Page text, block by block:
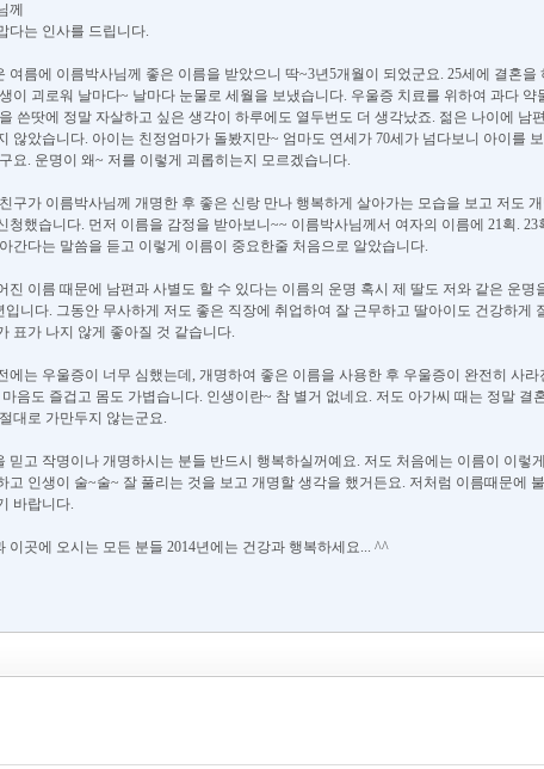
께
다는 인사를 드립니다.
여름에 이름박사님께 좋은 이름을 받았으니 딱~3년5개월이 되었군요. 25세에 결혼
이 괴로워 날마다~ 날마다 눈물로 세월을 보냈습니다. 우울증 치료를 위하여 과다 약
쓴땃에 정말 자살하고 싶은 생각이 하루에도 열두번도 더 생각났죠. 젊은 나이에 남
않았습니다. 아이는 친정엄마가 돌봤지만~ 엄마도 연세가 70세가 넘다보니 아이를
요. 운명이 왜~ 저를 이렇게 괴롭히는지 모르겠습니다.
구가 이름박사님께 개명한 후 좋은 신랑 만나 행복하게 살아가는 모습을 보고 저도
청했습니다. 먼저 이름을 감정을 받아보니~~ 이름박사님께서 여자의 이름에 21획.
간다는 말씀을 듣고 이렇게 이름이 중요한줄 처음으로 알았습니다.
진 이름 때문에 남편과 사별도 할 수 있다는 이름의 운명 혹시 제 딸도 저와 같은 운
입니다. 그동안 무사하게 저도 좋은 직장에 취업하여 잘 근무하고 딸아이도 건강하게
표가 나지 않게 좋아질 것 같습니다.
에는 우울증이 너무 심했는데, 개명하여 좋은 이름을 사용한 후 우울증이 완전히 사
음도 즐겁고 몸도 가볍습니다. 인생이란~ 참 별거 없네요. 저도 아가씨 때는 정말 결
대로 가만두지 않는군요.
믿고 작명이나 개명하시는 분들 반드시 행복하실꺼예요. 저도 처음에는 이름이 이렇
고 인생이 술~술~ 잘 풀리는 것을 보고 개명할 생각을 했거든요. 저처럼 이름때문에
바랍니다.
이곳에 오시는 모든 분들 2014년에는 건강과 행복하세요... ^^